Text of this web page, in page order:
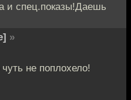
и спец.показы!Даешь
»
не поплохело!